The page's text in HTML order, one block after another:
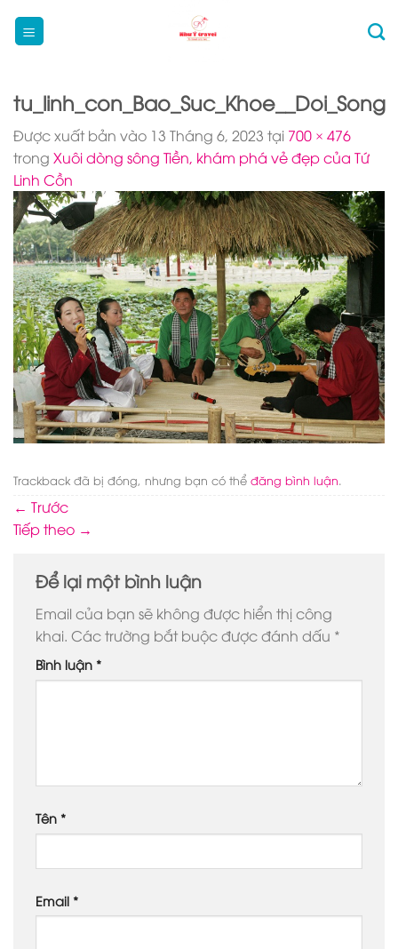
qua
tu_linh_con_Bao_Suc_Khoe__Doi_Song
Được xuất bản vào 13 Tháng 6, 2023 tại 700 × 476
trong Xuôi dòng sông Tiền, khám phá vẻ đẹp của Tứ
Linh Cồn
Trackback đã bị đóng, nhưng bạn có thể đăng bình luận.
← Trước
Tiếp theo →
Để lại một bình luận
Email của bạn sẽ không được hiển thị công
khai. Các trường bắt buộc được đánh dấu *
Bình luận *
Tên *
Email *